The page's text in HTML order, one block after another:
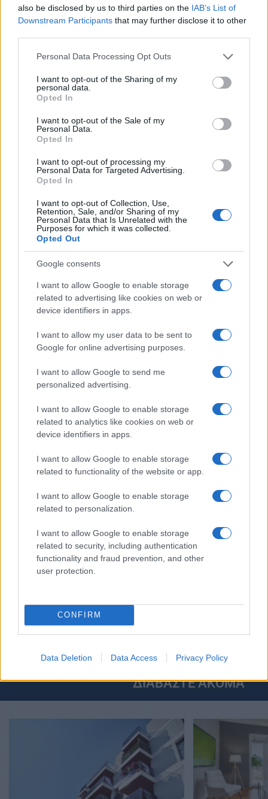
also be disclosed by us to third parties on the IAB’s List of
Downstream Participants that may further disclose it to other
Please note that this website/app uses one or more Google
not limited to your visit or usage behaviour. You may click to
grant or deny consent to Google and its third-party tags to
use your data for below specified purposes in below Google
consent section.
Personal Data Processing Opt Outs
I want to opt-out of the Sharing of my
personal data.
Opted In
I want to opt-out of the Sale of my
Personal Data.
Opted In
I want to opt-out of processing my
Personal Data for Targeted Advertising.
Opted In
I want to opt-out of Collection, Use,
Retention, Sale, and/or Sharing of my
Personal Data that Is Unrelated with the
Purposes for which it was collected.
Opted Out
Google consents
I want to allow Google to enable storage
related to advertising like cookies on web or
device identifiers in apps.
I want to allow my user data to be sent to
Google for online advertising purposes.
I want to allow Google to send me
personalized advertising.
I want to allow Google to enable storage
related to analytics like cookies on web or
device identifiers in apps.
I want to allow Google to enable storage
related to functionality of the website or app.
I want to allow Google to enable storage
related to personalization.
I want to allow Google to enable storage
related to security, including authentication
functionality and fraud prevention, and other
user protection.
CONFIRM
Data Deletion Data Access Privacy Policy
Eστίαση: Τι θα ισχύσει από φθινόπωρο για τους
Πώς θα λειτουργεί
Βάσεις 2021: Ποιοί έχουν δικαίωμα
τους πυρόπληκτους φοιτητές
ΑΣΕΠ: Έρχονται 2.424 μόνιμες προσλήψεις -
Ακολουθείστε το iPaideia.gr στο
για την Παιδεία και την εργασία
Στην Κατηγορία:ΕΙΔΗΣΕΙΣ
ΠΛΗΡΩΜΗ ΕΝΦΙΑ
ΥΠΟΥΡΓΕΙΟ ΟΙΚΟΝΟΜΙΚΩΝ
ΔΙΑΒΑΣΤΕ ΑΚΟΜΑ